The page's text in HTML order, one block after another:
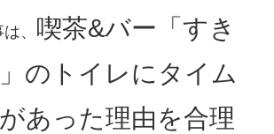
、 喫茶&バー「すき
のトイレにタイム
あった理由を合理